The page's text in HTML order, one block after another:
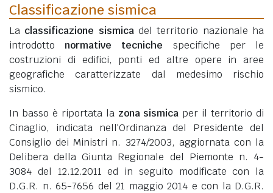
Classificazione sismica
La classificazione sismicadel territorio nazionale ha
introdotto normative tecniche specifiche per le
costruzioni di edifici, ponti ed altre opere in aree
geografiche caratterizzate dal medesimo rischio
sismico.
In basso è riportata la zona sismica per il territorio di
Cinaglio, indicata nell'Ordinanza del Presidente del
Consiglio dei Ministri n. 3274/2003, aggiornata con la
Delibera della Giunta Regionale del Piemonte n. 4-
3084 del 12.12.2011 ed in seguito modificate con la
D.G.R. n. 65-7656 del 21 maggio 2014 e con la D.G.R.